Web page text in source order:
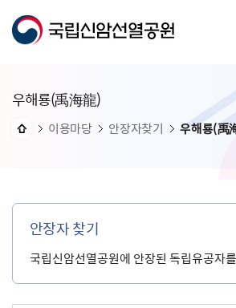
우해룡(禹海龍)
이용마당 안장자찾기 우해룡(禹
안장자 찾기
국립신암선열공원에 안장된 독립유공자